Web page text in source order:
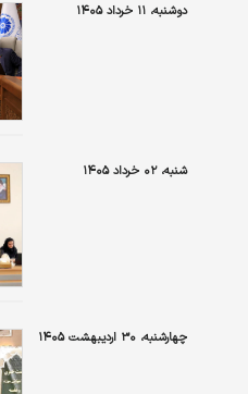
دوشنبه، ۱۱ خرداد ۱۴۰۵
شنبه، ۰۲ خرداد ۱۴۰۵
چهارشنبه، ۳۰ اردیبهشت ۱۴۰۵